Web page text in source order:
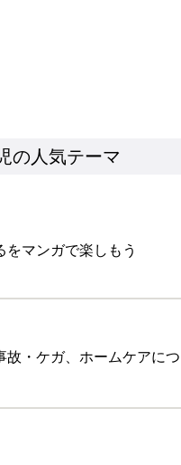
の人気テーマ
マンガで楽しもう
故・ケガ、ホームケアにつ